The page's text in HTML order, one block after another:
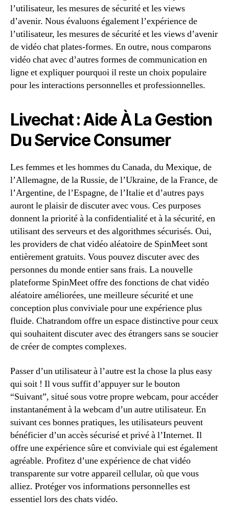
l’utilisateur, les mesures de sécurité et les views
d’avenir. Nous évaluons également l’expérience de
l’utilisateur, les mesures de sécurité et les views d’avenir
de vidéo chat plates-formes. En outre, nous comparons
vidéo chat avec d’autres formes de communication en
ligne et expliquer pourquoi il reste un choix populaire
pour les interactions personnelles et professionnelles.
Livechat : Aide À La Gestion
Du Service Consumer
Les femmes et les hommes du Canada, du Mexique, de
l’Allemagne, de la Russie, de l’Ukraine, de la France, de
l’Argentine, de l’Espagne, de l’Italie et d’autres pays
auront le plaisir de discuter avec vous. Ces purposes
donnent la priorité à la confidentialité et à la sécurité, en
utilisant des serveurs et des algorithmes sécurisés. Oui,
les providers de chat vidéo aléatoire de SpinMeet sont
entièrement gratuits. Vous pouvez discuter avec des
personnes du monde entier sans frais. La nouvelle
plateforme SpinMeet offre des fonctions de chat vidéo
aléatoire améliorées, une meilleure sécurité et une
conception plus conviviale pour une expérience plus
fluide. Chatrandom offre un espace distinctive pour ceux
qui souhaitent discuter avec des étrangers sans se soucier
de créer de comptes complexes.
Passer d’un utilisateur à l’autre est la chose la plus easy
qui soit ! Il vous suffit d’appuyer sur le bouton
“Suivant”, situé sous votre propre webcam, pour accéder
instantanément à la webcam d’un autre utilisateur. En
suivant ces bonnes pratiques, les utilisateurs peuvent
bénéficier d’un accès sécurisé et privé à l’Internet. Il
offre une expérience sûre et conviviale qui est également
agréable. Profitez d’une expérience de chat vidéo
transparente sur votre appareil cellular, où que vous
alliez. Protéger vos informations personnelles est
essentiel lors des chats vidéo.